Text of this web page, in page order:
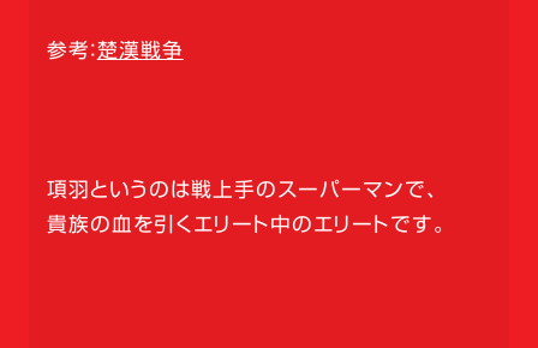
参考：楚漢戦争
項羽というのは戦上手のスーパーマンで、
貴族の血を引くエリート中のエリートです。